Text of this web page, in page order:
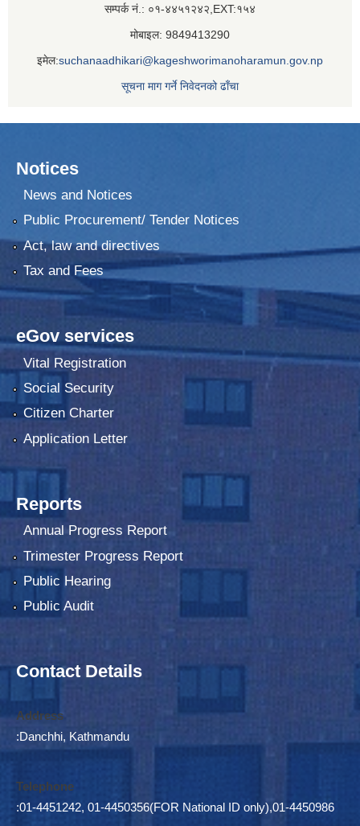
सम्पर्क नं.: ०१-४४५१२४२,EXT:१५४
मोबाइल: 9849413290
इमेल:suchanaadhikari@kageshworimanoharamun.gov.np
सूचना माग गर्ने निवेदनको ढाँचा
Notices
News and Notices
Public Procurement/ Tender Notices
Act, law and directives
Tax and Fees
eGov services
Vital Registration
Social Security
Citizen Charter
Application Letter
Reports
Annual Progress Report
Trimester Progress Report
Public Hearing
Public Audit
Contact Details
Address
:Danchhi, Kathmandu
Telephone
:01-4451242, 01-4450356(FOR National ID only),01-4450986